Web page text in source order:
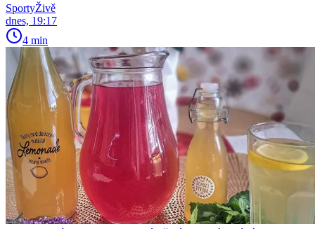
SportyŽivě
dnes, 19:17
4 min